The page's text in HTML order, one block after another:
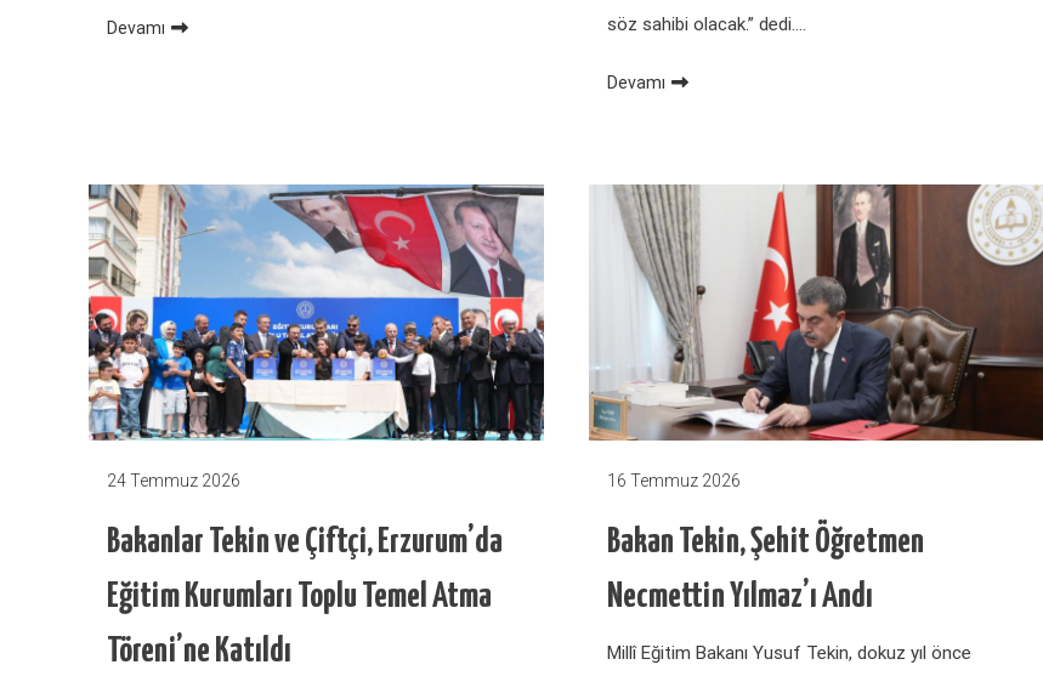
Devamı
söz sahibi olacak.” dedi….
Devamı
24 Temmuz 2026
Bakanlar Tekin ve Çiftçi, Erzurum’da
Eğitim Kurumları Toplu Temel Atma
Töreni’ne Katıldı
16 Temmuz 2026
Bakan Tekin, Şehit Öğretmen
Necmettin Yılmaz’ı Andı
Millî Eğitim Bakanı Yusuf Tekin, dokuz yıl önce